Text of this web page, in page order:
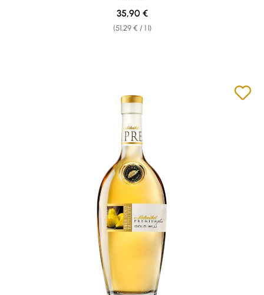
(51,29 € / 1 l)
Regular price:
35,90 €